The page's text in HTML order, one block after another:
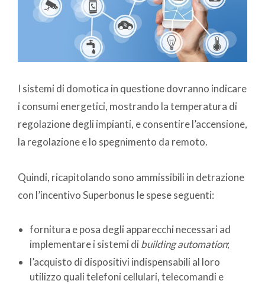
I sistemi di domotica in questione dovranno indicare
i consumi energetici, mostrando la temperatura di
regolazione degli impianti, e consentire l’accensione,
la regolazione e lo spegnimento da remoto.
Quindi, ricapitolando sono ammissibili in detrazione
con l’incentivo Superbonus le spese seguenti:
fornitura e posa degli apparecchi necessari ad
implementare i sistemi di building automation;
l’acquisto di dispositivi indispensabili al loro
utilizzo quali telefoni cellulari, telecomandi e